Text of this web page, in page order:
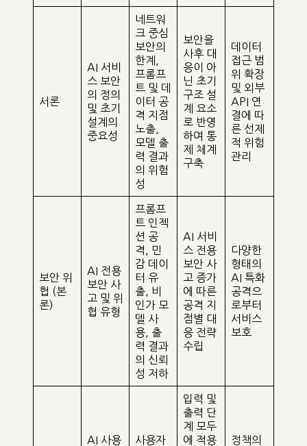
서론
AI 서비
스 보안
의 정의
및 초기
설계의
중요성
네트워
크 중심
보안의
한계,
프롬프
트 및 데
이터 공
격 지점
노출,
모델 출
력 결과
의 위험
성
보안을
사후 대
응이 아
닌 초기
구조 설
계 요소
로 반영
하여 통
제 체계
구축
데이터
접근 범
위 확장
및 외부
API 연
결에 따
른 선제
적 위험
관리
보안 위
협 (본
론)
AI 전용
보안 사
고 및 위
협 유형
프롬프
트 인젝
션 공
격, 민
감 데이
터 유
출, 비
인가 모
델 사
용, 출
력 결과
의 신뢰
성 저하
AI 서비
스 전용
보안 사
고 증가
에 따른
공격 지
점별 대
응 전략
수립
다양한
형태의
AI 특화
공격으
로부터
서비스
보호
AI 사용
사용자
입력 및
출력 단
계 모두
에 적용
정책의